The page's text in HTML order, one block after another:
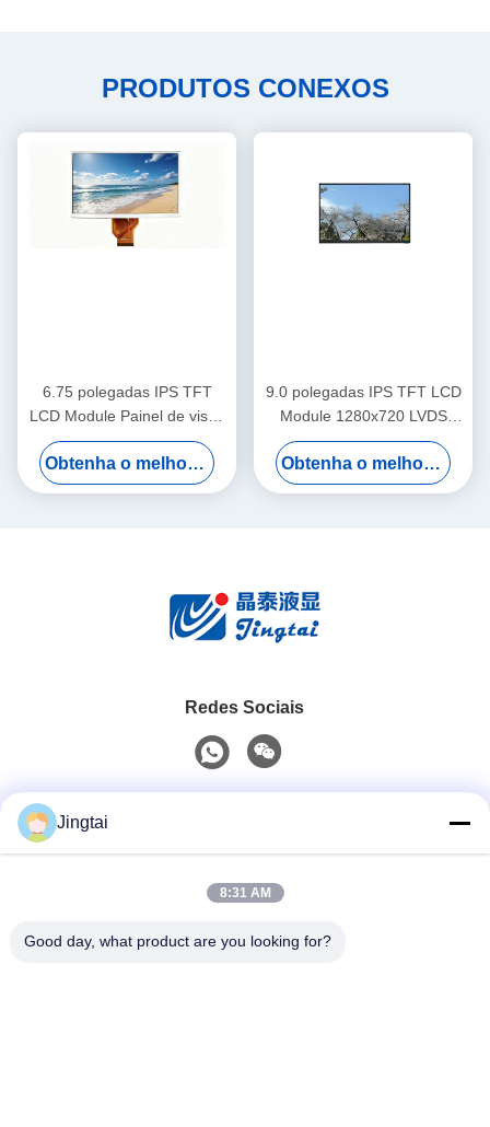
PRODUTOS CONEXOS
6.75 polegadas IPS TFT
LCD Module Painel de visão
larga para equipamentos de
exibição automotivaObtenha o melhor preço
9.0 polegadas IPS TFT LCD
Module 1280x720 LVDS
Display Para Automóvel
Painel
Obtenha o melhor preço
Redes Sociais
0086-755-27491128
Jingtai
8:31 AM
Good day, what product are you looking for?